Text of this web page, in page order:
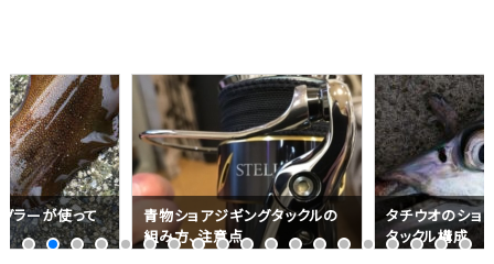
グタックルの
タチウオのショアジギング、私の
タックル構成
オフショアジギ
ボックスおすす